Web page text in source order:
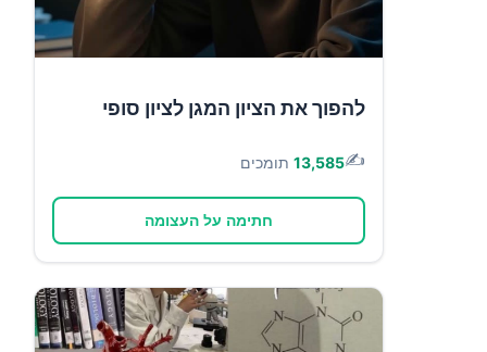
להפוך את הציון המגן לציון סופי
✍️
13,585 תומכים
חתימה על העצומה